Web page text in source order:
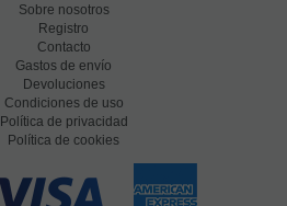
Sobre nosotros
Registro
Contacto
Gastos de envío
Devoluciones
Condiciones de uso
Política de privacidad
Política de cookies